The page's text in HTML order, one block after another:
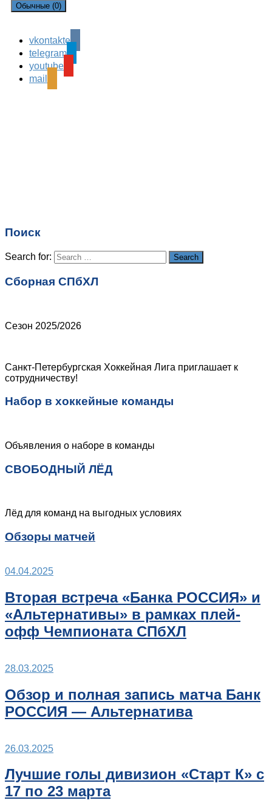
Обычные (0)
Leave a Reply
Ваш адрес email не будет опубликован.
поля помечены
vkontakte
telegram
youtube
mail
Поиск
Search for: Search
Сборная СПбХЛ
Сезон 2025/2026
Санкт-Петербургская Хоккейная Лига приглашает к
сотрудничеству!
Набор в хоккейные команды
Объявления о наборе в команды
СВОБОДНЫЙ ЛЁД
Лёд для команд на выгодных условиях
Обзоры матчей
04.04.2025
Вторая встреча «Банка РОССИЯ» и
«Альтернативы» в рамках плей-
офф Чемпионата СПбХЛ
28.03.2025
Обзор и полная запись матча Банк
РОССИЯ — Альтернатива
26.03.2025
Лучшие голы дивизион «Старт К» с
17 по 23 марта